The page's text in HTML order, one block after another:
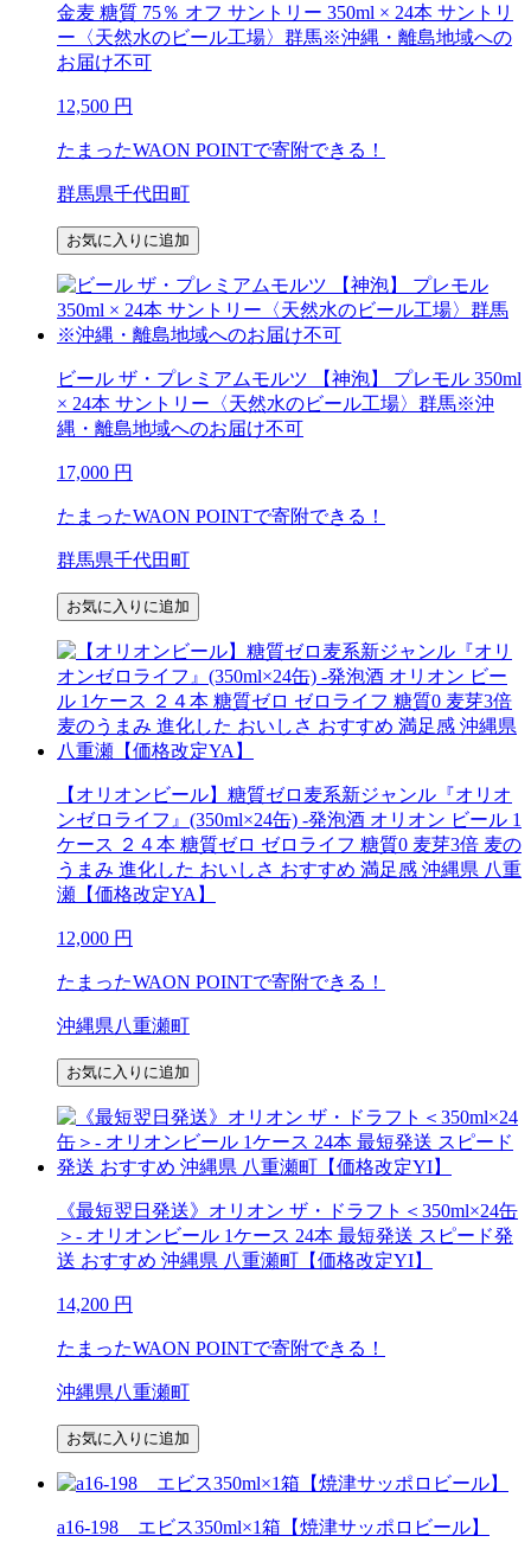
金麦 糖質 75％ オフ サントリー 350ml × 24本 サントリ
ー〈天然水のビール工場〉群馬※沖縄・離島地域への
お届け不可
12,500 円
たまったWAON POINTで寄附できる！
群馬県千代田町
お気に入りに追加
ビール ザ・プレミアムモルツ 【神泡】 プレモル 350ml
× 24本 サントリー〈天然水のビール工場〉群馬※沖
縄・離島地域へのお届け不可
17,000 円
たまったWAON POINTで寄附できる！
群馬県千代田町
お気に入りに追加
【オリオンビール】糖質ゼロ麦系新ジャンル『オリオ
ンゼロライフ』(350ml×24缶) -発泡酒 オリオン ビール 1
ケース ２４本 糖質ゼロ ゼロライフ 糖質0 麦芽3倍 麦の
うまみ 進化した おいしさ おすすめ 満足感 沖縄県 八重
瀬【価格改定YA】
12,000 円
たまったWAON POINTで寄附できる！
沖縄県八重瀬町
お気に入りに追加
《最短翌日発送》オリオン ザ・ドラフト＜350ml×24缶
＞- オリオンビール 1ケース 24本 最短発送 スピード発
送 おすすめ 沖縄県 八重瀬町【価格改定YI】
14,200 円
たまったWAON POINTで寄附できる！
沖縄県八重瀬町
お気に入りに追加
a16-198 エビス350ml×1箱【焼津サッポロビール】